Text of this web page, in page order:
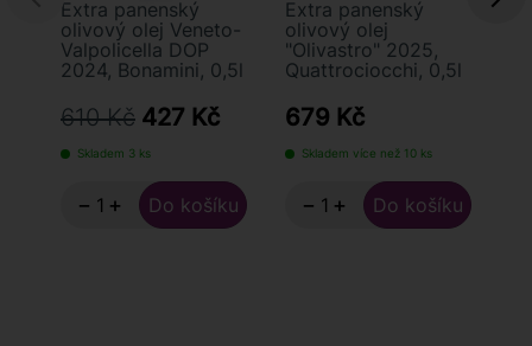
Extra panenský
olivový olej Veneto-
Valpolicella DOP
2024, Bonamini, 0,5l
610 Kč 427 Kč
Skladem 3 ks
− +
Extra panenský
olivový olej
"Olivastro" 2025,
Quattrociocchi, 0,5l
679 Kč
Skladem více než 10 ks
− +